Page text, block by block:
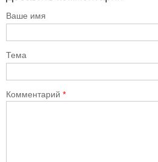
Ваше имя
Тема
Комментарий *